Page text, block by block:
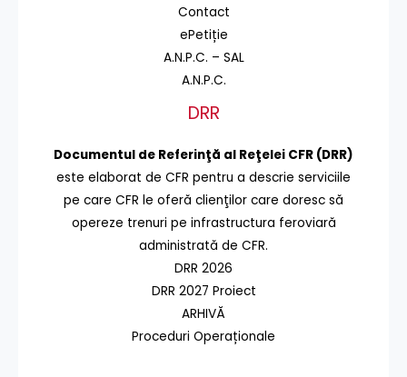
Contact
ePetiție
A.N.P.C. – SAL
A.N.P.C.
DRR
Documentul de Referinţă al Reţelei CFR (DRR)
este elaborat de CFR pentru a descrie serviciile
pe care CFR le oferă clienţilor care doresc să
opereze trenuri pe infrastructura feroviară
administrată de CFR.
DRR 2026
DRR 2027 Proiect
ARHIVĂ
Proceduri Operaționale